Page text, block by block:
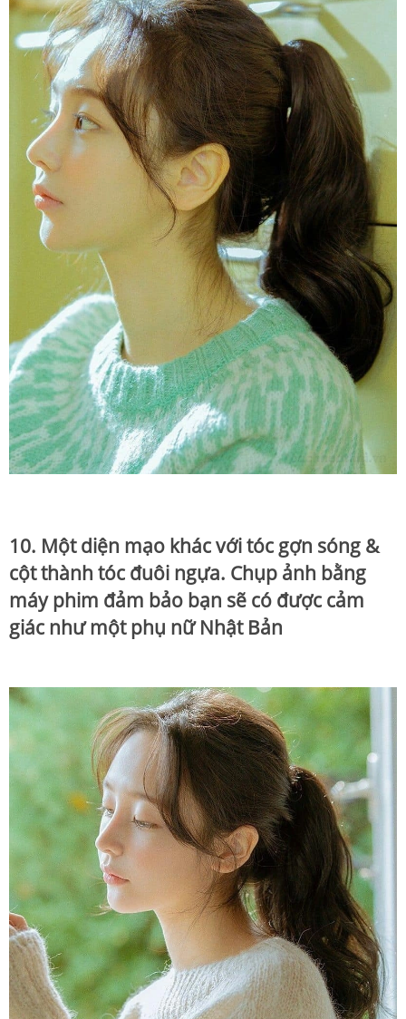
10. Một diện mạo khác với tóc gợn sóng &
cột thành tóc đuôi ngựa. Chụp ảnh bằng
máy phim đảm bảo bạn sẽ có được cảm
giác như một phụ nữ Nhật Bản